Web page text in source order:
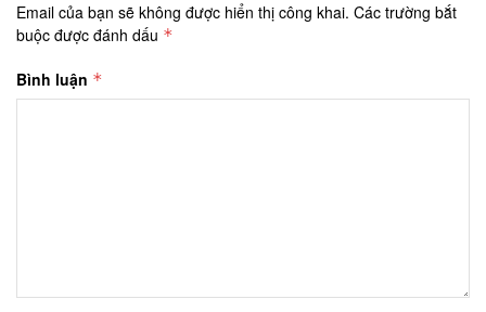
Email của bạn sẽ không được hiển thị công khai. Các trường bắt
buộc được đánh dấu *
Bình luận *